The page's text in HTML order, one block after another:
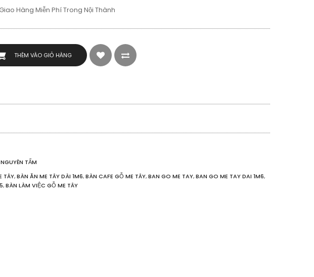
Hàng Miễn Phí Trong Nội Thành
THÊM VÀO GIỎ HÀNG
TẤM
TÂY,BÀN ĂN ME TÂY DÀI 1M6,BÀN CAFE GỖ ME TÂY,BAN GO ME TAY,BAN GO ME TAY DAI 1M6,
,BÀN LÀM VIỆC GỖ ME TÂY